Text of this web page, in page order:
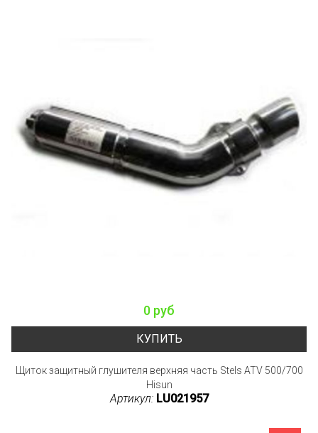
0 руб
КУПИТЬ
Щиток защитный глушителя верхняя часть Stels ATV 500/700
Hisun
Артикул: LU021957